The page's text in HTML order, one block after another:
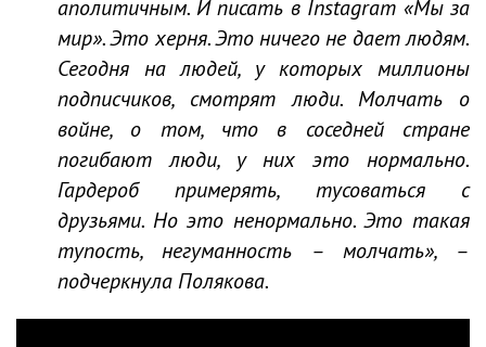
аполитичным. И писать в Instagram «Мы за
мир». Это херня. Это ничего не дает людям.
Сегодня на людей, у которых миллионы
подписчиков, смотрят люди. Молчать о
войне, о том, что в соседней стране
погибают люди, у них это нормально.
Гардероб примерять, тусоваться с
друзьями. Но это ненормально. Это такая
тупость, негуманность – молчать», –
подчеркнула Полякова.